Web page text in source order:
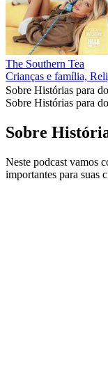
The Southern Tea
Crianças e família,
Sobre Histórias para
Sobre Histórias para
Sobre
Neste podcast vamos
importantes para suas